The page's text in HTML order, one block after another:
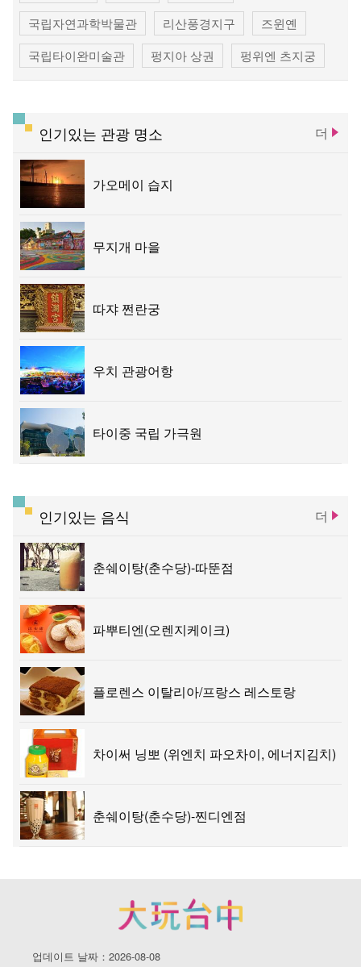
국립자연과학박물관
리산풍경지구
즈윈옌
국립타이완미술관
펑지아 상권
펑위엔 츠지궁
루스이 예배당
인기있는 관광 명소 더
가오메이 습지
무지개 마을
따쟈 쩐란궁
우치 관광어항
타이중 국립 가극원
인기있는 음식 더
춘쉐이탕(춘수당)-따뚠점
파뿌티엔(오렌지케이크)
플로렌스 이탈리아/프랑스 레스토랑
차이써 닝뽀 (위엔치 파오차이, 에너지김치)
춘쉐이탕(춘수당)-찐디엔점
업데이트 날짜：2026-08-08